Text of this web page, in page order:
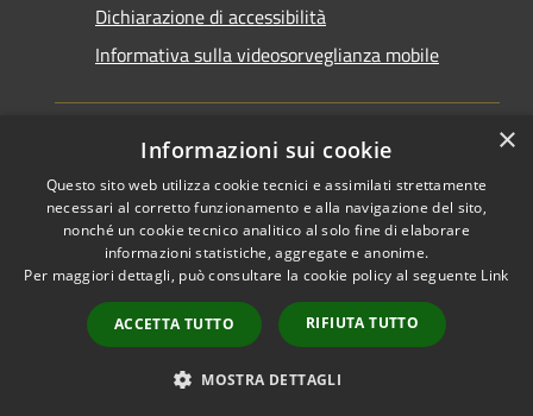
Dichiarazione di accessibilità
Informativa sulla videosorveglianza mobile
RSS
Accessibilità
Cookie
Mappa del sito
Area riservata del
Copyright © 2026 • Comune di
Taranto • Powered by
Municipium•Accesso
redazione
×
Informazioni sui cookie
Questo sito web utilizza cookie tecnici e assimilati strettamente
necessari al corretto funzionamento e alla navigazione del sito,
nonché un cookie tecnico analitico al solo fine di elaborare
informazioni statistiche, aggregate e anonime.
Per maggiori dettagli, può consultare la cookie policy al seguente Link
ACCETTA TUTTO RIFIUTA TUTTO
MOSTRA DETTAGLI